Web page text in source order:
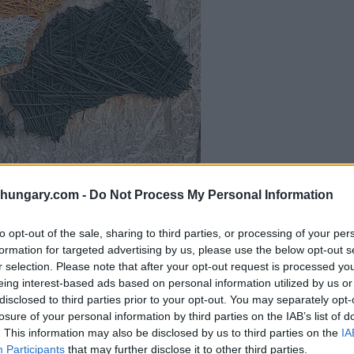
- Do Not Process My Personal Information
opt-out of the sale, sharing to third parties, or processing of your
for targeted advertising by us, please use the below opt-out
selection. Please note that after your opt-out request is processed
interest-based ads based on personal information utilized by us
to third parties prior to your opt-out. You may separately
of your personal information by third parties on the IAB’s list of
This information may also be disclosed by us to third parties on the
Participants that may further disclose it to other third parties.
nel 1920 Foto:
Commons
miliari come le politiche di ricerca della pace
buone relazioni francesi, pensava di poter
uno stato moderno e democratico senza alcuna
i soldati ungheresi volevano tornare a casa,
nazionalità che vivevano nel Regno d’Ungheria,